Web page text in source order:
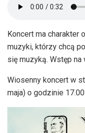
Koncert ma charakter
muzyki, którzy chcą
się muzyką. Wstęp na
Wiosenny koncert w
maja) o godzinie 17.00.